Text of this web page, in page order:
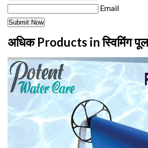
Email
अधिक Products in स्विमिंग